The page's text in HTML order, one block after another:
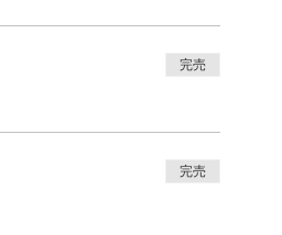
完売
完売